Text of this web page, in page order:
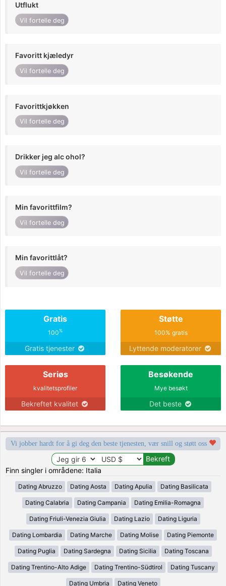
Utflukt
Vil fortelle deg
Favoritt kjæledyr
Vil fortelle deg
Favorittkjøkken
Vil fortelle deg
Drikker jeg alc ohol?
Vil fortelle deg
Min favorittfilm?
Vil fortelle deg
Min favorittlåt?
Vil fortelle deg
Gratis
100%
Gratis tjenester
Støtte
100% gratis
Lyttende moderatorer
Seriøs
kvalitetsprofiler
Bekreftet kvalitet
Besøkende
Mye besøkt
Det beste
Vi jobber hardt for å gi deg den beste tjenesten, vær snill og støtt oss
Finn singler i områdene: Italia
Dating Abruzzo Dating Aosta Dating Apulia Dating Basilicata
Dating Calabria Dating Campania Dating Emilia-Romagna
Dating Friuli-Venezia Giulia Dating Lazio Dating Liguria
Dating Lombardia Dating Marche Dating Molise Dating Piemonte
Dating Puglia Dating Sardegna Dating Sicilia Dating Toscana
Dating Trentino-Alto Adige Dating Trentino-Südtirol Dating Tuscany
Dating Umbria Dating Veneto